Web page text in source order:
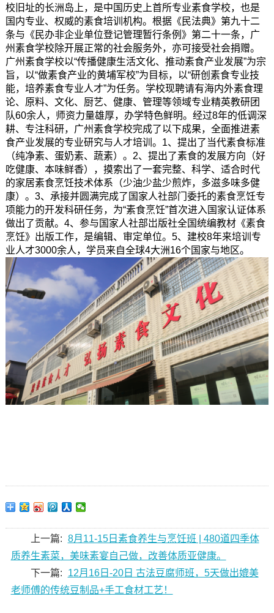
校旧址的长洲岛上，是中国历史上首所专业素食学校，也是
国内专业、权威的素食培训机构。根据《民法典》第九十二
条与《民办非企业单位登记管理暂行条例》第二十一条，广
州素食学校除开展正常的社会服务外，亦可接受社会捐赠。
广州素食学校以“传播健康生活文化、推动素食产业发展”为宗
旨，以“做素食产业的黄埔军校”为目标，以“研创素食专业技
能，培养素食专业人才”为任务。学校现聘请有海内外素食理
论、原料、文化、厨艺、健康、管理等领域专业精英教研团
队60余人，师资力量雄厚，办学特色鲜明。经过8年的低调深
耕、专注科研，广州素食学校完成了以下成果，全面推进素
食产业发展的专业研究与人才培训。1、提出了当代素食标准
（纯净素、蛋奶素、蔬素）。2、提出了素食的发展方向（好
吃健康、本味鲜香），摸索出了一套完整、科学、适合时代
的家居素食烹饪技术体系（少油少盐少煎炸，多滋多味多健
康）。3、承接并圆满完成了国家人社部门委托的素食烹饪专
项能力的开发科研任务，为“素食烹饪”首次进入国家认证体系
做出了贡献。4、参与国家人社部岀版社全国统编教材《素食
烹饪》出版工作，是编辑、审定单位。 5、建校8年来培训专
业人才3000余人，学员来自全球4大洲16个国家与地区。
上一篇: 8月11-15日素食养生与烹饪班 | 480道四季体
质养生素菜，美味素宴自己做，改善体质亚健康。
下一篇:
12月16日-20日 古法豆腐师班，5天做出媲美
老师傅的传统豆制品+手工食材工艺！